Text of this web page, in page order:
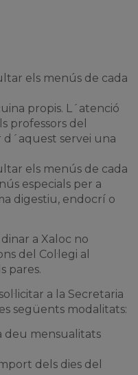
els menús de cada
propis. L´atenció
professors del
d´aquest servei una
els menús de cada
especials per a
digestiu, endocrí o
a Xaloc no
del Col·legi al
pares.
a la Secretaria
següents modalitats:
deu mensualitats
dels dies del